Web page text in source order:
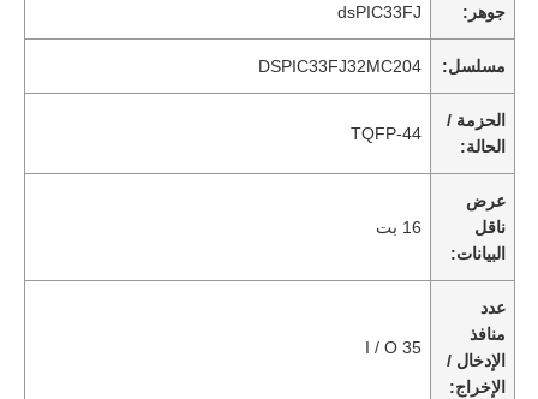
جوهر: dsPIC33FJ
مسلسل: DSPIC33FJ32MC204
الحزمة /
الحالة:
TQFP-44
عرض
ناقل
البيانات:
16 بت
عدد
منافذ
الإدخال /
الإخراج:
35 I / O